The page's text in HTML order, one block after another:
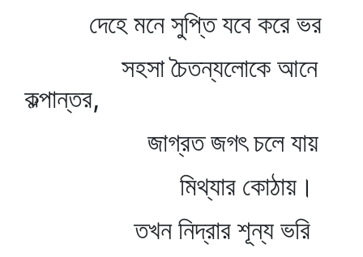
দেহে মনে সুপ্তি যবে করে ভর
সহসা চৈতন্যলোকে আনে
কল্পান্তর,
জাগ্রত জগৎ চলে যায়
মিথ্যার কোঠায়।
তখন নিদ্রার শূন্য ভরি